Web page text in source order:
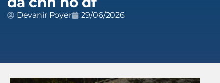
Devanir Poyer 29/06/2026